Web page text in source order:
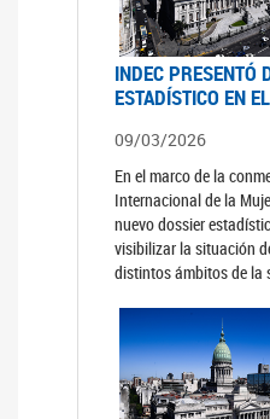
INDEC PRESENTÓ
ESTADÍSTICO EN
09/03/2026
En el marco de la
Internacional de la
nuevo dossier
visibilizar la situación
distintos ámbitos de la